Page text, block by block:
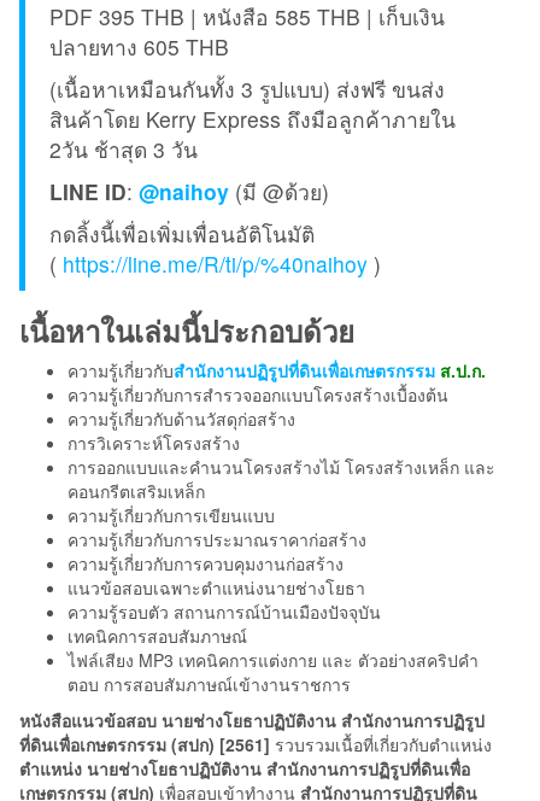
PDF 395 THB | หนังสือ 585 THB | เก็บเงิน
ปลายทาง 605 THB
(เนื้อหาเหมือนกันทั้ง 3 รูปแบบ) ส่งฟรี ขนส่ง
สินค้าโดย Kerry Express ถึงมือลูกค้าภายใน
2วัน ช้าสุด 3 วัน
LINE ID: @naihoy (มี @ด้วย)
กดลิ้งนี้เพื่อเพิ่มเพื่อนอัติโนมัติ
( https://line.me/R/ti/p/%40naihoy )
เนื้อหาในเล่มนี้ประกอบด้วย
ความรู้เกี่ยวกับสำนักงานปฏิรูปที่ดินเพื่อเกษตรกรรม ส.ป.ก.
ความรู้เกี่ยวกับการสำรวจออกแบบโครงสร้างเบื้องต้น
ความรู้เกี่ยวกับด้านวัสดุก่อสร้าง
การวิเคราะห์โครงสร้าง
การออกแบบและคำนวนโครงสร้างไม้ โครงสร้างเหล็ก และ
คอนกรีตเสริมเหล็ก
ความรู้เกี่ยวกับการเขียนแบบ
ความรู้เกี่ยวกับการประมาณราคาก่อสร้าง
ความรู้เกี่ยวกับการควบคุมงานก่อสร้าง
แนวข้อสอบเฉพาะตำแหน่งนายช่างโยธา
ความรู้รอบตัว สถานการณ์บ้านเมืองปัจจุบัน
เทคนิคการสอบสัมภาษณ์
ไฟล์เสียง MP3 เทคนิคการแต่งกาย และ ตัวอย่างสคริปคำ
ตอบ การสอบสัมภาษณ์เข้างานราชการ
หนังสือแนวข้อสอบ นายช่างโยธาปฏิบัติงาน สำนักงานการปฏิรูป
ที่ดินเพื่อเกษตรกรรม (สปก) [2561] รวบรวมเนื้อที่เกี่ยวกับตำแหน่ง
ตำแหน่ง นายช่างโยธาปฏิบัติงาน สำนักงานการปฏิรูปที่ดินเพื่อ
เกษตรกรรม (สปก) เพื่อสอบเข้าทำงาน สำนักงานการปฏิรูปที่ดิน